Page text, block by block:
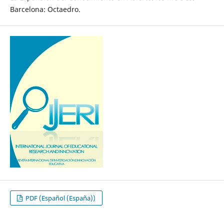
Barcelona: Octaedro.
PDF (Español (España))